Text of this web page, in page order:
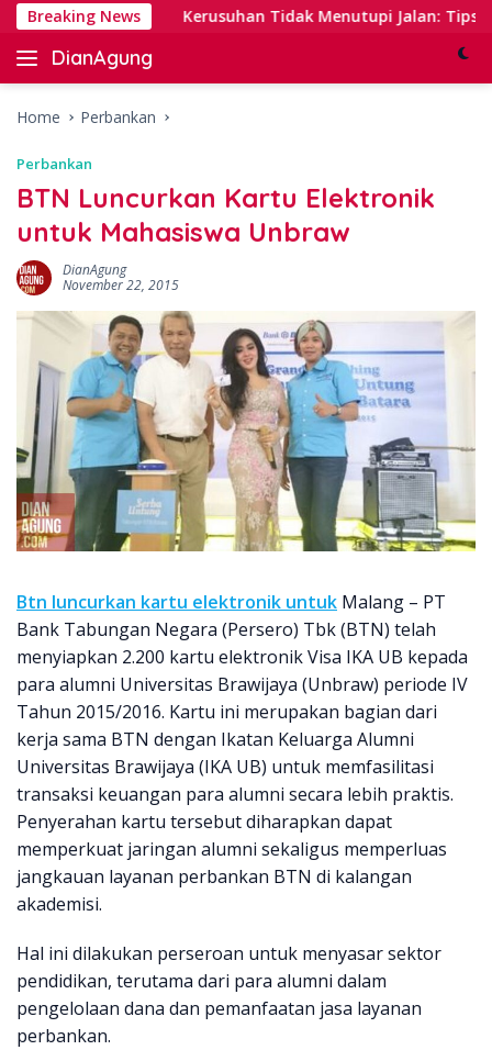
Skip
content
Breaking NewsKerusuhan Tidak Menutupi Jalan: Tips
DianAgung
Blog
&
Insights
Home Perbankan
Perbankan
BTN Luncurkan Kartu Elektronik
untuk Mahasiswa Unbraw
DianAgung
November 22, 2015
Btn luncurkan kartu elektronik untuk Malang – PT
Bank Tabungan Negara (Persero) Tbk (BTN) telah
menyiapkan 2.200 kartu elektronik Visa IKA UB kepada
para alumni Universitas Brawijaya (Unbraw) periode IV
Tahun 2015/2016. Kartu ini merupakan bagian dari
kerja sama BTN dengan Ikatan Keluarga Alumni
Universitas Brawijaya (IKA UB) untuk memfasilitasi
transaksi keuangan para alumni secara lebih praktis.
Penyerahan kartu tersebut diharapkan dapat
memperkuat jaringan alumni sekaligus memperluas
jangkauan layanan perbankan BTN di kalangan
akademisi.
Hal ini dilakukan perseroan untuk menyasar sektor
pendidikan, terutama dari para alumni dalam
pengelolaan dana dan pemanfaatan jasa layanan
perbankan.